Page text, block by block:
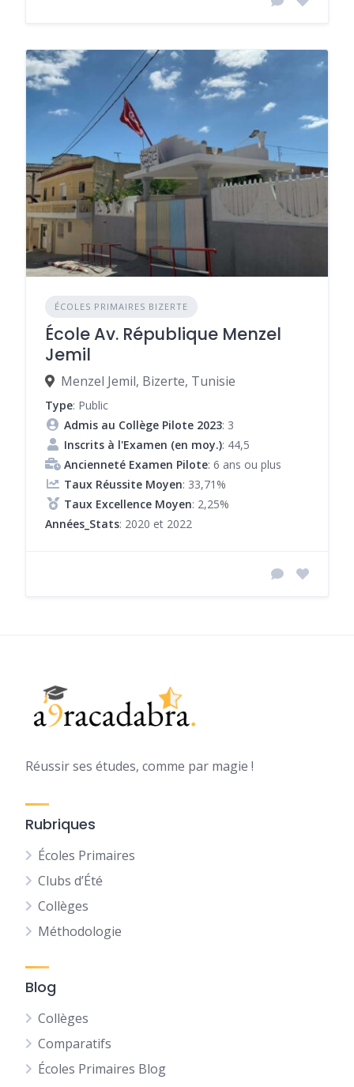
ÉCOLES PRIMAIRES BIZERTE
École Av. République Menzel
Jemil
Menzel Jemil, Bizerte, Tunisie
Type: Public
Admis au Collège Pilote 2023: 3
Inscrits à l'Examen (en moy.): 44,5
Ancienneté Examen Pilote: 6 ans ou plus
Taux Réussite Moyen: 33,71%
Taux Excellence Moyen: 2,25%
Années_Stats: 2020 et 2022
Réussir ses études, comme par magie !
Rubriques
Écoles Primaires
Clubs d’Été
Collèges
Méthodologie
Blog
Collèges
Comparatifs
Écoles Primaires Blog